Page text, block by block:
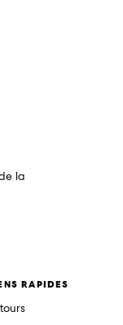
la
RAPIDES